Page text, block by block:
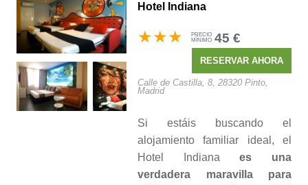
Hotel Indiana
PRECIO
MÍNIMO 45 €
RESERVAR AHORA
Calle de Castilla, 8, 28320 Pinto,
Madrid
Si estáis buscando el
alojamiento familiar ideal, el
Hotel Indianaes una
verdadera maravilla para